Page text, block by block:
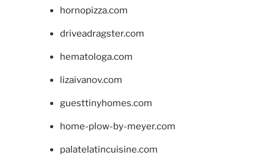
hornopizza.com
driveadragster.com
hematologa.com
lizaivanov.com
guesttinyhomes.com
home-plow-by-meyer.com
palatelatincuisine.com